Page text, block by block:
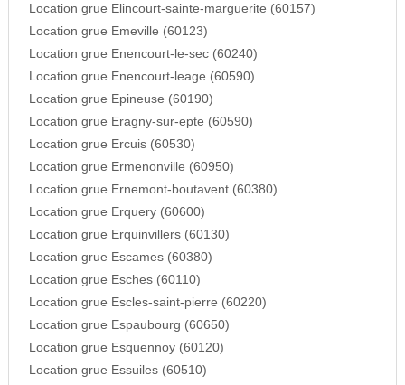
Location grue Elincourt-sainte-marguerite (60157)
Location grue Emeville (60123)
Location grue Enencourt-le-sec (60240)
Location grue Enencourt-leage (60590)
Location grue Epineuse (60190)
Location grue Eragny-sur-epte (60590)
Location grue Ercuis (60530)
Location grue Ermenonville (60950)
Location grue Ernemont-boutavent (60380)
Location grue Erquery (60600)
Location grue Erquinvillers (60130)
Location grue Escames (60380)
Location grue Esches (60110)
Location grue Escles-saint-pierre (60220)
Location grue Espaubourg (60650)
Location grue Esquennoy (60120)
Location grue Essuiles (60510)